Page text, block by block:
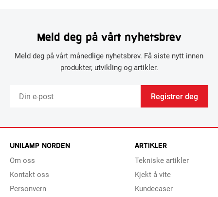
Meld deg på vårt nyhetsbrev
Meld deg på vårt månedlige nyhetsbrev. Få siste nytt innen
produkter, utvikling og artikler.
Registrer deg
UNILAMP NORDEN
Om oss
Kontakt oss
Personvern
ARTIKLER
Tekniske artikler
Kjekt å vite
Kundecaser